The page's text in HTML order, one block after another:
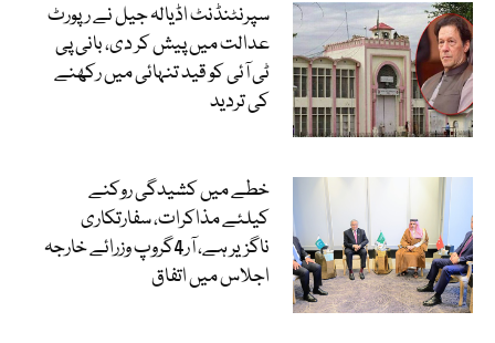
سپرنٹنڈنٹ اڈیالہ جیل نے رپورٹ
عدالت میں پیش کر دی، بانی پی
ٹی آئی کو قید تنہائی میں رکھنے
کی تردید
خطے میں کشیدگی روکنے
کیلئے مذاکرات، سفارتکاری
ناگزیر ہے، آر4گروپ وزرائے خارجہ
اجلاس میں اتفاق